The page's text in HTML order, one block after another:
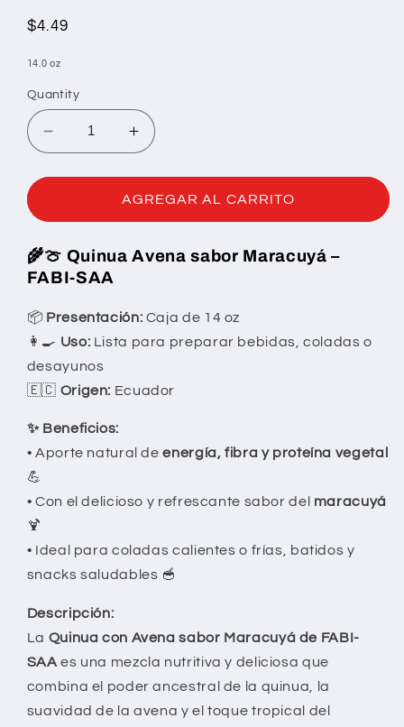
Regular
$4.49
14.0 oz
Quantity
Decrease
quantity
for
AVENA
Increase
quantity
for
QUINU
AVENA
AGREGAR AL CARRITO
🌾🍈 Quinua Avena sabor Maracuyá –
FABI-SAA
📦 Presentación: Caja de 14 oz
👩🍳 Uso: Lista para preparar bebidas, coladas o
desayunos
🇪🇨 Origen: Ecuador
✨ Beneficios:
• Aporte natural deenergía, fibra y proteína vegetal
💪
• Con el delicioso y refrescante sabor del maracuyá
🍹
• Ideal para coladas calientes o frías, batidos y
snacks saludables 🥣
Descripción:
La Quinua con Avena sabor Maracuyá de FABI-
SAA es una mezcla nutritiva y deliciosa que
combina el poder ancestral de la quinua, la
suavidad de la avena y el toque tropical del